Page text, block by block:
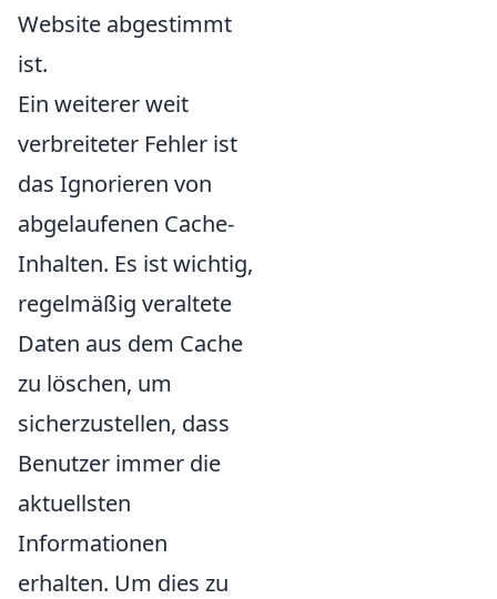
Website abgestimmt
ist.
Ein weiterer weit
verbreiteter Fehler ist
das Ignorieren von
abgelaufenen Cache-
Inhalten. Es ist wichtig,
regelmäßig veraltete
Daten aus dem Cache
zu löschen, um
sicherzustellen, dass
Benutzer immer die
aktuellsten
Informationen
erhalten. Um dies zu